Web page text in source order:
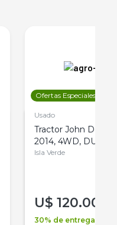
Ofertas Especiales
Usado
Tractor John Deere
2014, 4WD, DUAL
Isla Verde
U$ 120.000
30% de entrega +